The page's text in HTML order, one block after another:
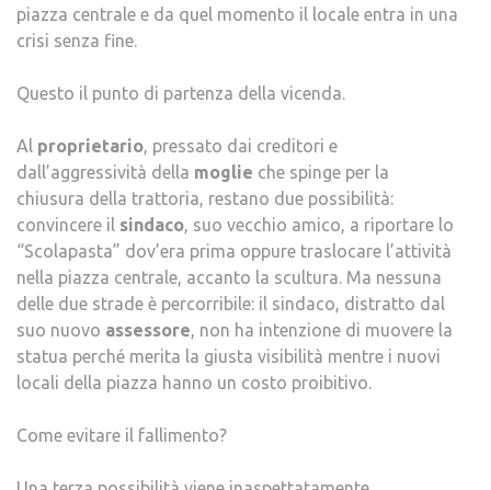
piazza centrale e da quel momento il locale entra in una
crisi senza fine.
Questo il punto di partenza della vicenda.
Al proprietario, pressato dai creditori e
dall’aggressività della moglie che spinge per la
chiusura della trattoria, restano due possibilità:
convincere il sindaco, suo vecchio amico, a riportare lo
“Scolapasta” dov’era prima oppure traslocare l’attività
nella piazza centrale, accanto la scultura. Ma nessuna
delle due strade è percorribile: il sindaco, distratto dal
suo nuovo assessore, non ha intenzione di muovere la
statua perché merita la giusta visibilità mentre i nuovi
locali della piazza hanno un costo proibitivo.
Come evitare il fallimento?